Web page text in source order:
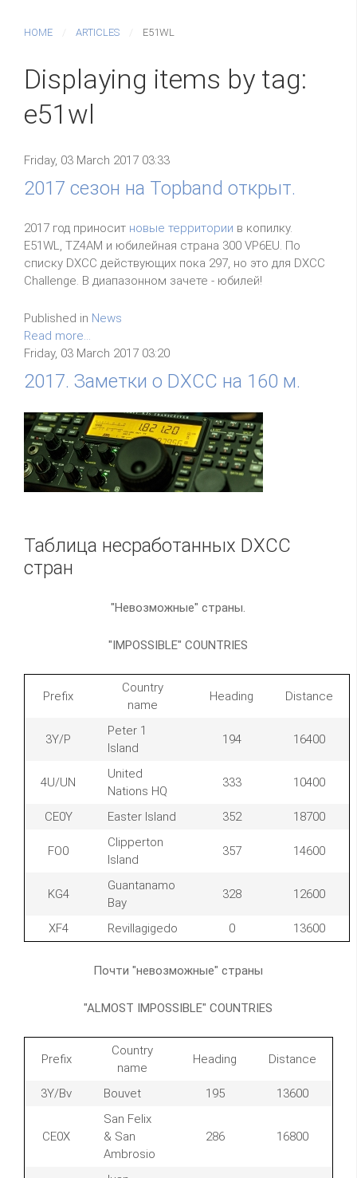
HOME ARTICLES E51WL
Displaying items by tag:
e51wl
Friday, 03 March 2017 03:33
2017 сезон на Topband открыт.
2017 год приносит новые территории в копилку.
E51WL, TZ4AM и юбилейная страна 300 VP6EU. По
списку DXCC действующих пока 297, но это для DXCC
Challenge. В диапазонном зачете - юбилей!
Published in News
Read more...
Friday, 03 March 2017 03:20
2017. Заметки о DXCC на 160 м.
Таблица несработанных DXCC
стран
"Невозможные" страны.
"IMPOSSIBLE" COUNTRIES
Prefix
Country
name
Heading Distance
3Y/P
Peter 1
Island
194 16400
4U/UN
United
Nations HQ
333 10400
CE0Y Easter Island 352 18700
FO0
Clipperton
Island
357 14600
KG4
Guantanamo
Bay
328 12600
XF4 Revillagigedo 0 13600
Почти "невозможные" страны
"ALMOST IMPOSSIBLE" COUNTRIES
Prefix
Country
name
Heading Distance
3Y/Bv Bouvet 195 13600
CE0X
San Felix
& San
Ambrosio
286 16800